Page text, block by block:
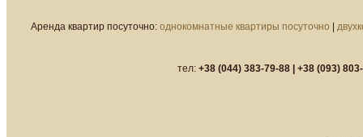
Аренда квартир посуточно: однокомнатные квартиры посуточно
тел: +38 (044) 383-79-88 | +38 (093)